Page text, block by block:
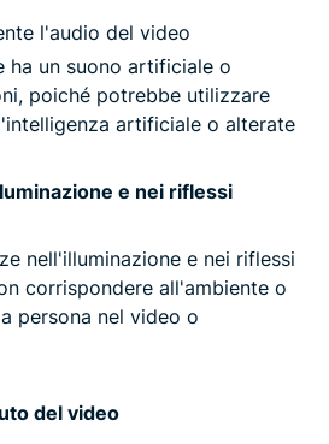
l'audio del video
ha un suono artificiale o
poiché potrebbe utilizzare
artificiale o alterate
e nei riflessi
nell'illuminazione e nei riflessi
corrispondere all'ambiente o
persona nel video o
del video